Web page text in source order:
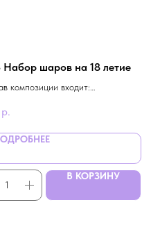
Набор шаров на 18 летие
композиции входит:
по 8 шаров (звезда, сердце, 2 с
2 хром серебро, 2 белых)
пакеты
р.
В КОРЗИНУ